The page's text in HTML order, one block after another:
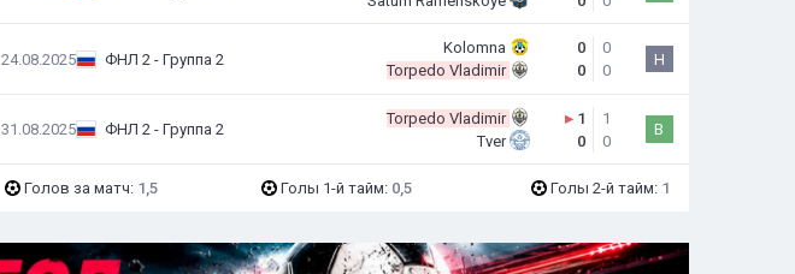
24.08.2025 ФНЛ 2 - Группа 2
Kolomna
Torpedo Vladimir
0
0
0
0
Н
31.08.2025 ФНЛ 2 - Группа 2
Torpedo Vladimir
Tver
▸ 1
0
1
0
В
Голов за матч: 1,5 Голы 1-й тайм: 0,5 Голы 2-й тайм: 1